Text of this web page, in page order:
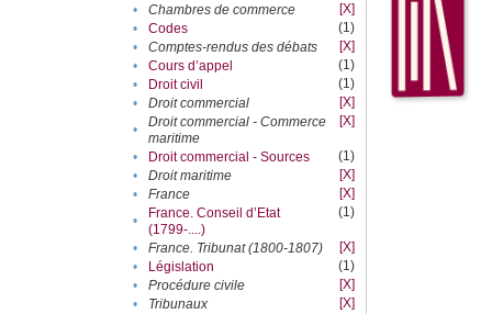
•
Chambres de commerce
[X]
•
Codes
(1)
•
Comptes-rendus des débats
[X]
•
Cours d’appel
(1)
•
Droit civil
(1)
•
Droit commercial
[X]
•
Droit commercial - Commerce
maritime
[X]
• Droit commercial - Sources
(1)
•
Droit maritime
[X]
•
France
[X]
•
France. Conseil d’Etat
(1799-....)
(1)
• France. Tribunat (1800-1807)
[X]
•
Législation
(1)
•
Procédure civile
[X]
•
Tribunaux
[X]